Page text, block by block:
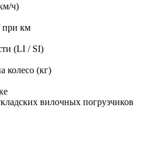
ч)
при км
(LI / SI)
колесо (кг)
вилочных погрузчиков